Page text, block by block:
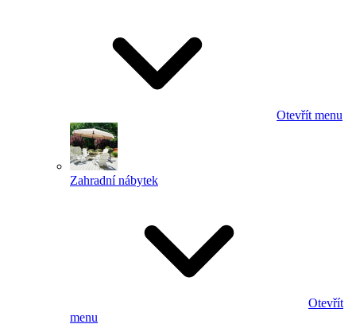
Otevřít menu
Zahradní nábytek
Otevřít
menu